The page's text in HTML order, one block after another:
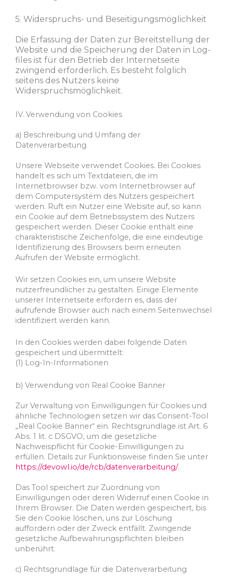
5. Widerspruchs- und Beseitigungsmöglichkeit
Die Erfassung der Daten zur Bereitstellung der
Website und die Speicherung der Daten in Log-
files ist für den Betrieb der Internetseite
zwingend erforderlich. Es besteht folglich
seitens des Nutzers keine
Widerspruchsmöglichkeit.
IV. Verwendung von Cookies
a) Beschreibung und Umfang der
Datenverarbeitung
Unsere Webseite verwendet Cookies. Bei Cookies
handelt es sich um Textdateien, die im
Internetbrowser bzw. vom Internetbrowser auf
dem Computersystem des Nutzers gespeichert
werden. Ruft ein Nutzer eine Website auf, so kann
ein Cookie auf dem Betriebssystem des Nutzers
gespeichert werden. Dieser Cookie enthält eine
charakteristische Zeichenfolge, die eine eindeutige
Identifizierung des Browsers beim erneuten
Aufrufen der Website ermöglicht.
Wir setzen Cookies ein, um unsere Website
nutzerfreundlicher zu gestalten. Einige Elemente
unserer Internetseite erfordern es, dass der
aufrufende Browser auch nach einem Seitenwechsel
identifiziert werden kann.
In den Cookies werden dabei folgende Daten
gespeichert und übermittelt:
(1) Log-In-Informationen
b) Verwendung von Real Cookie Banner
Zur Verwaltung von Einwilligungen für Cookies und
ähnliche Technologien setzen wir das Consent-Tool
„Real Cookie Banner“ ein. Rechtsgrundlage ist Art. 6
Abs. 1 lit. c DSGVO, um die gesetzliche
Nachweispflicht für Cookie-Einwilligungen zu
erfüllen. Details zur Funktionsweise finden Sie unter
https://devowl.io/de/rcb/datenverarbeitung/.
Das Tool speichert zur Zuordnung von
Einwilligungen oder deren Widerruf einen Cookie in
Ihrem Browser. Die Daten werden gespeichert, bis
Sie den Cookie löschen, uns zur Löschung
auffordern oder der Zweck entfällt. Zwingende
gesetzliche Aufbewahrungspflichten bleiben
unberührt.
c) Rechtsgrundlage für die Datenverarbeitung